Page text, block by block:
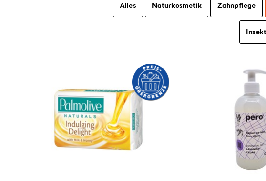
Alles Naturkosmetik Zahnpflege